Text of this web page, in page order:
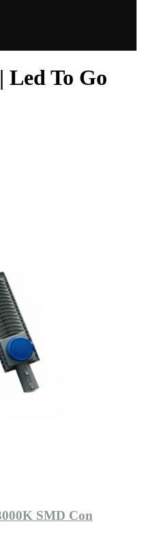
To Go
SMD Con